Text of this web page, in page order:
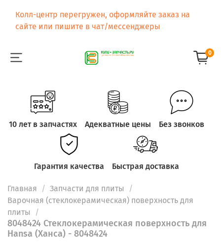
Колл-центр перегружен, оформляйте заказ на
сайте или пишите в чат/мессенджеры
0
10 лет в запчастях Адекватные цены Без звонков
Гарантия качества Быстрая доставка
Главная
Запчасти для плиты
Варочная (стеклокерамическая) поверхность для
плиты
8048424 Стеклокерамическая поверхность для
Hansa (Ханса) - 8048424